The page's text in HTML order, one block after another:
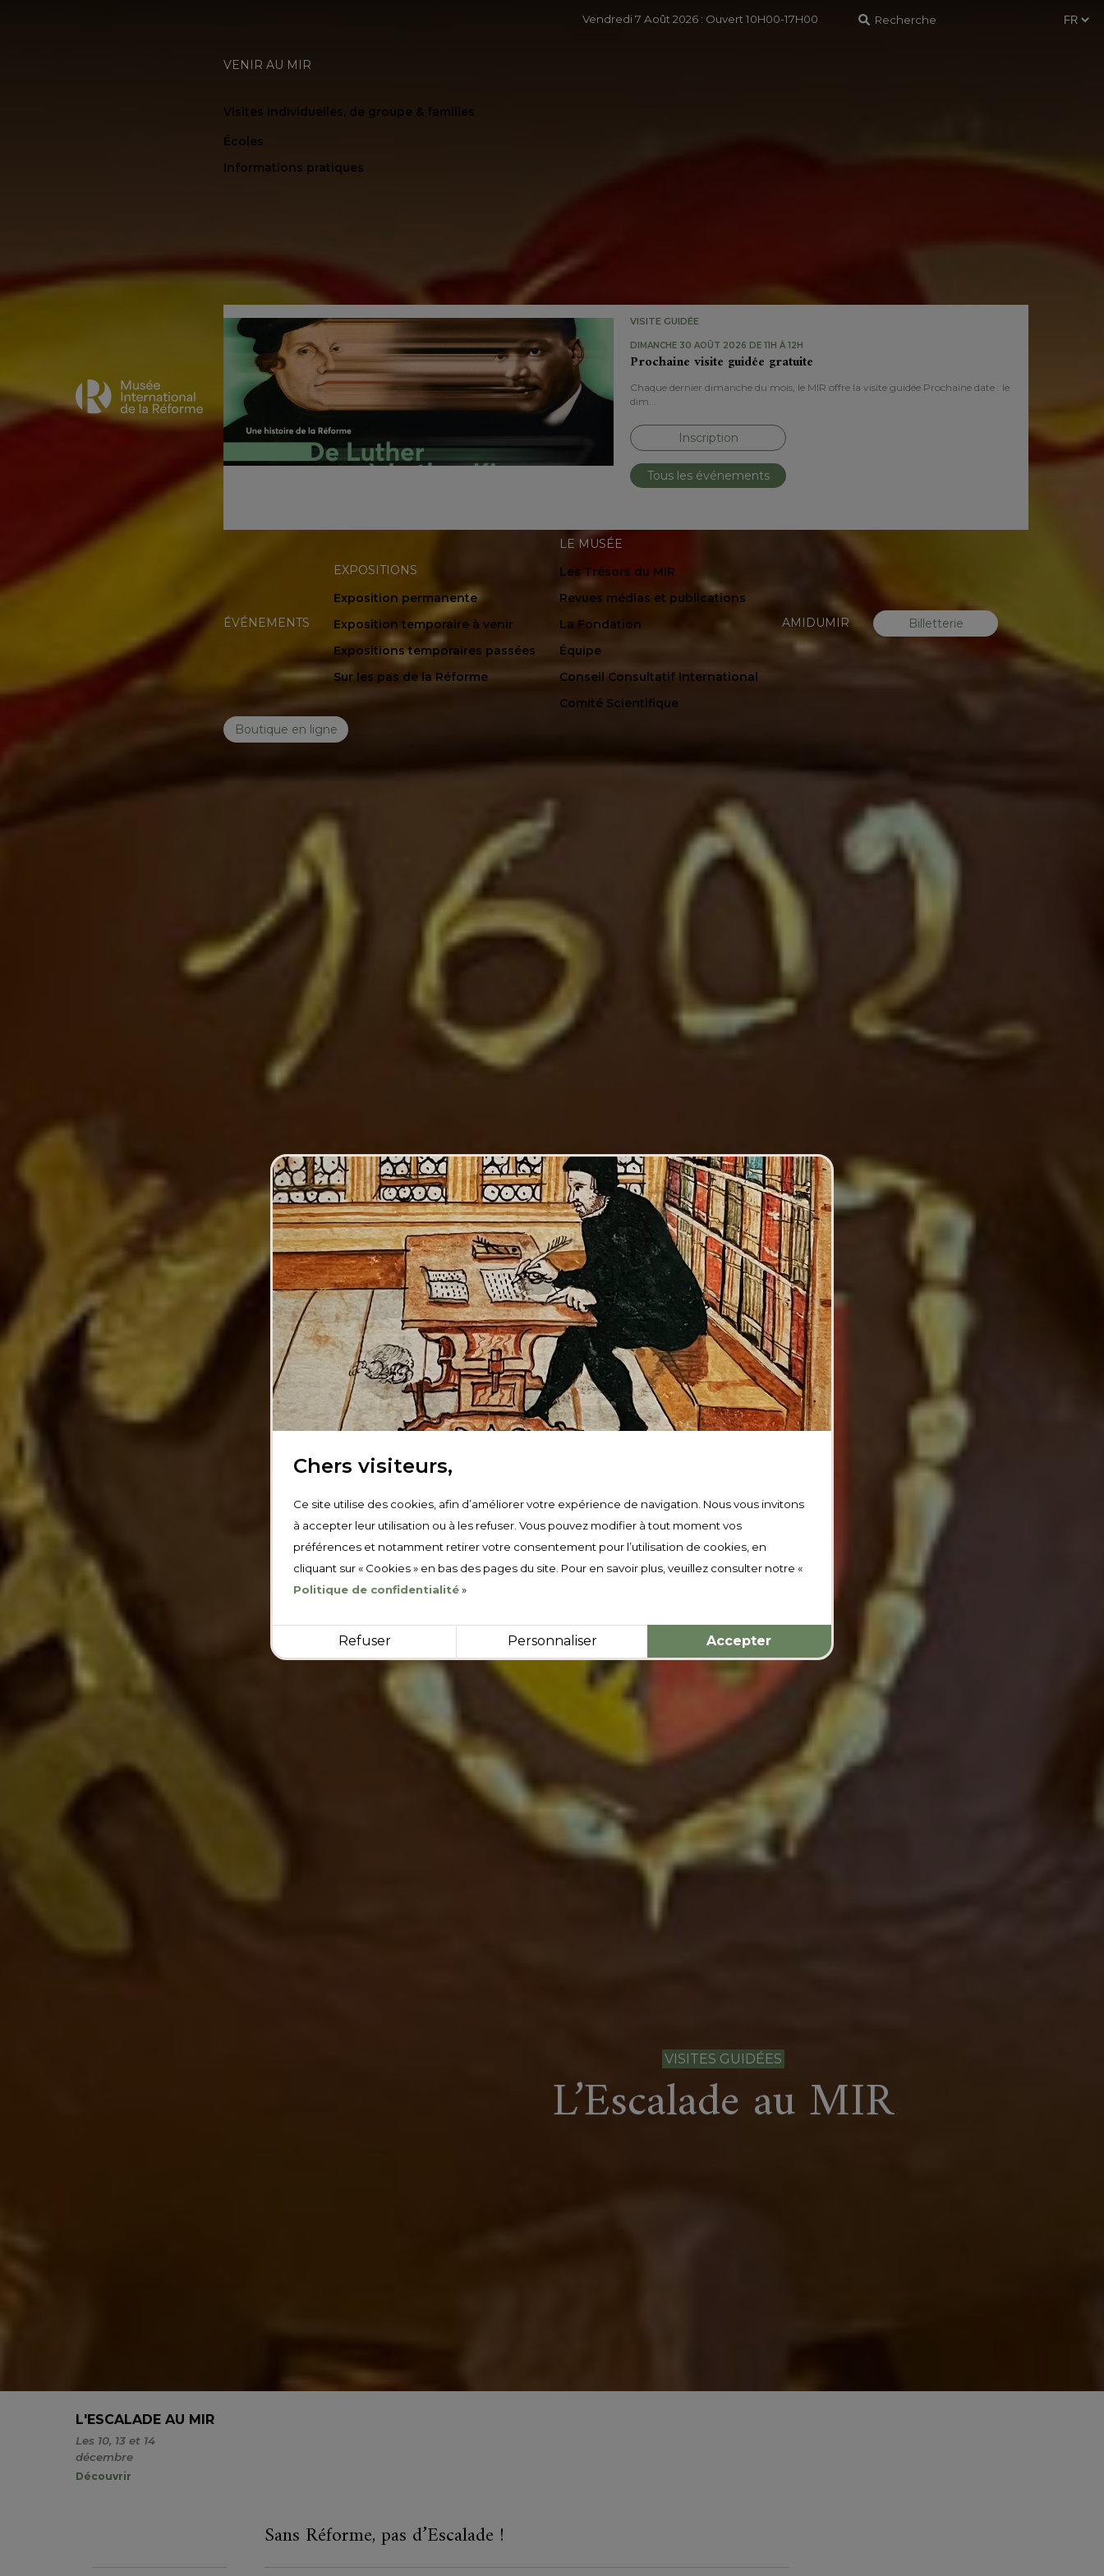
Vendredi 7 Août 2026 : Ouvert 10H00-17H00
VENIR AU MIR
Visites individuelles, de groupe & familles
Écoles
Informations pratiques
VISITE GUIDÉE
DIMANCHE 30 AOÛT 2026 DE 11H À 12H
Prochaine visite guidée gratuite
Chaque dernier dimanche du mois, le MIR offre la visite guidée Prochaine date : le
dim...
Inscription
Tous les événements
ÉVÉNEMENTS
EXPOSITIONS
Exposition permanente
Exposition temporaire à venir
Expositions temporaires passées
Sur les pas de la Réforme
LE MUSÉE
Les Trésors du MIR
Revues médias et publications
La Fondation
Équipe
Conseil Consultatif International
Comité Scientifique
AMIDUMIR Billetterie
Boutique en ligne
VISITES GUIDÉES
L’Escalade au MIR
L'ESCALADE AU MIR
Les 10, 13 et 14
décembre
Découvrir
Sans Réforme, pas d’Escalade !
Chers visiteurs,
Ce site utilise des cookies, afin d’améliorer votre expérience de navigation. Nous vous invitons
à accepter leur utilisation ou à les refuser. Vous pouvez modifier à tout moment vos
préférences et notamment retirer votre consentement pour l’utilisation de cookies, en
cliquant sur « Cookies » en bas des pages du site. Pour en savoir plus, veuillez consulter notre «
Politique de confidentialité»
Refuser Personnaliser Accepter